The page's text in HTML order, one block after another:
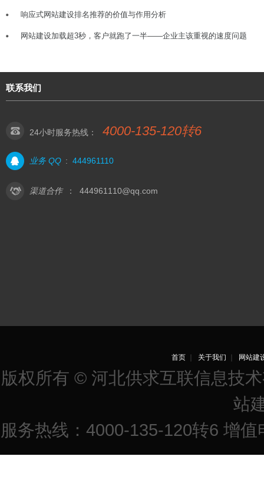
响应式网站建设排名推荐的价值与作用分析
网站建设加载超3秒，客户就跑了一半——企业主该重视的速度问题
联系我们
24小时服务热线： 4000-135-120转6
业务 QQ : 444961110
渠道合作 ： 444961110@qq.com
首页｜ 关于我们 网站建
版权所有 © 河北供求互联信息技
站
服务热线：4000-135-120转6 增